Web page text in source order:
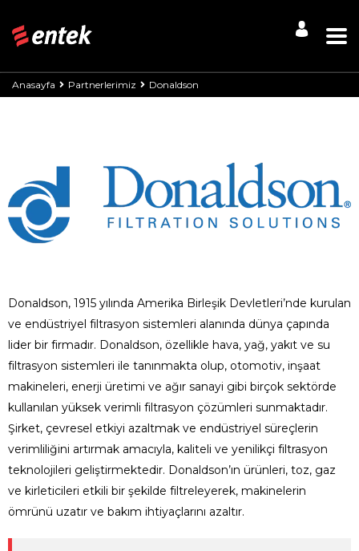
Anasayfa Partnerlerimiz Donaldson
Donaldson, 1915 yılında Amerika Birleşik Devletleri’nde kurulan
ve endüstriyel filtrasyon sistemleri alanında dünya çapında
lider bir firmadır. Donaldson, özellikle hava, yağ, yakıt ve su
filtrasyon sistemleri ile tanınmakta olup, otomotiv, inşaat
makineleri, enerji üretimi ve ağır sanayi gibi birçok sektörde
kullanılan yüksek verimli filtrasyon çözümleri sunmaktadır.
Şirket, çevresel etkiyi azaltmak ve endüstriyel süreçlerin
verimliliğini artırmak amacıyla, kaliteli ve yenilikçi filtrasyon
teknolojileri geliştirmektedir. Donaldson’ın ürünleri, toz, gaz
ve kirleticileri etkili bir şekilde filtreleyerek, makinelerin
ömrünü uzatır ve bakım ihtiyaçlarını azaltır.